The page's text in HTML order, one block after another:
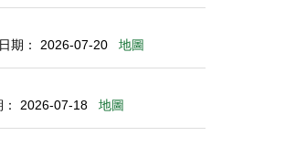
日期： 2026-07-20 地圖
： 2026-07-18 地圖